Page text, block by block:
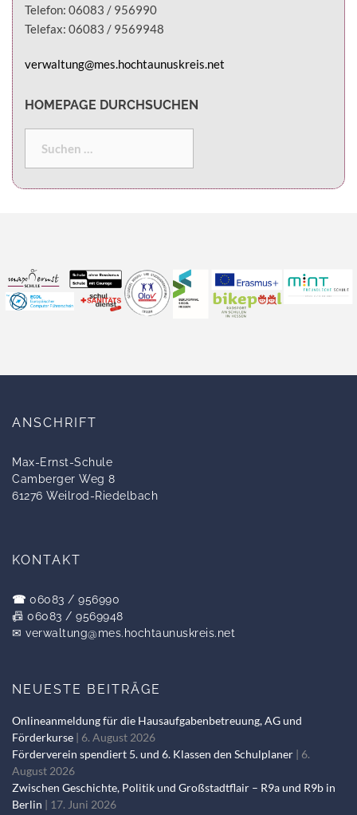
Telefon: 06083 / 956990
Telefax: 06083 / 9569948
verwaltung@mes.hochtaunuskreis.net
HOMEPAGE DURCHSUCHEN
ANSCHRIFT
Max-Ernst-Schule
Camberger Weg 8
61276 Weilrod-Riedelbach
KONTAKT
☎ 06083 / 956990
📠 06083 / 9569948
✉ verwaltung@mes.hochtaunuskreis.net
NEUESTE BEITRÄGE
Onlineanmeldung für die Hausaufgabenbetreuung, AG und
Förderkurse
6. August 2026
Förderverein spendiert 5. und 6. Klassen den Schulplaner
6.
August 2026
Zwischen Geschichte, Politik und Großstadtflair – R9a und R9b in
Berlin
17. Juni 2026